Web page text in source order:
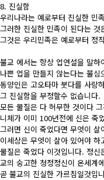
8. 진실함
우리나라는 예로부터 진실한 민
그러한 진실한 민족이 된다는 것
그것은 우리민족은 예로부터 정
불교 에서는 항상 업연설을 말하
나쁜 업을 만들지 않는다는 불
동양인은 고오타마 붓다를 사랑
그 진실함을 부정할수 없습니다.
모든 물질은 다 허무한 것이다
니체가 이미 100년전에 신은 죽
그러면 신이 죽었다면 무엇이 살
이세상은 무엇이 살아 있어야
물질은 죽었다 이것입니다. 정신
교의 숭고한 청정정신이 온세계
곧 불교의 진실한 가르침일것입